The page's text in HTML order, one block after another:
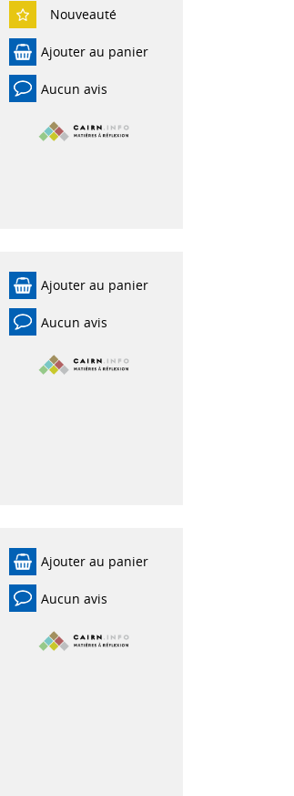
Nouveauté
Ajouter au panier
Aucun avis
Ajouter au panier
Aucun avis
Ajouter au panier
Aucun avis